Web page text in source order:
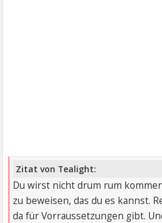
Zitat von Tealight:
Du wirst nicht drum rum
zu beweisen, das du es kannst.
da für Vorraussetzungen gibt.